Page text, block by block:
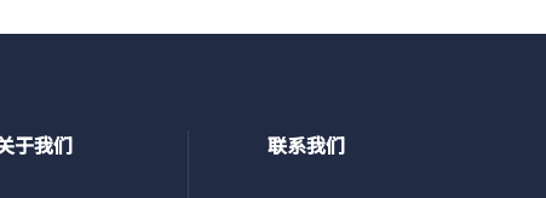
于我们 联系我们